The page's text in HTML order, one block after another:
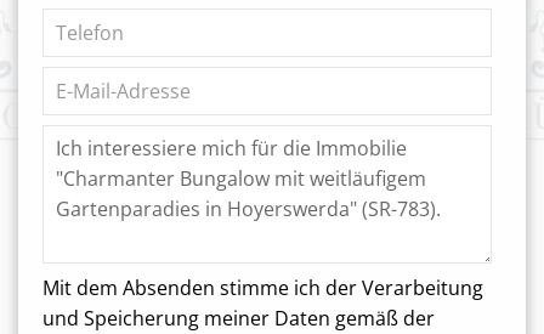
Mit dem Absenden stimme ich der Verarbeitung
und Speicherung meiner Daten gemäß der